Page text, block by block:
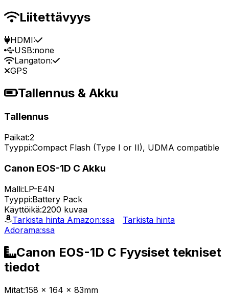
Liitettävyys
HDMI:
USB:none
Langaton:
GPS
Tallennus & Akku
Tallennus
Paikat:2
Tyyppi:Compact Flash (Type I or II), UDMA compatible
Canon EOS-1D C Akku
Malli:LP-E4N
Tyyppi:Battery Pack
Käyttöikä:2200 kuvaa
Tarkista hinta Amazon:ssa
Tarkista hinta
Adorama:ssa
Canon EOS-1D C Fyysiset tekniset
tiedot
Mitat:158 x 164 x 83mm